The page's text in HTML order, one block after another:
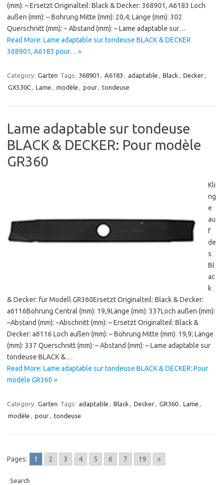
(mm): – Ersetzt Originalteil: Black & Decker: 368901, A6183 Loch
außen (mm): – Bohrung Mitte (mm): 20,4; Länge (mm): 302
Querschnitt (mm): – Abstand (mm): – Lame adaptable sur…
Read More: Lame adaptable sur tondeuse BLACK & DECKER
368901, A6183 pour… »
Category: Garten Tags: 368901 , A6183 , adaptable , Black , Decker,
GX530C, Lame , modèle , pour, tondeuse
Lame adaptable sur tondeuse
BLACK & DECKER: Pour modèle
GR360
Kli
ng
e
au
f
de
s
Bl
ac
k
& Decker: für Modell GR360Ersetzt Originalteil: Black & Decker:
a6116Bohrung Central (mm): 19,9Länge (mm): 337Loch außen (mm):
–Abstand (mm): –Abschnitt (mm): – Ersetzt Originalteil: Black &
Decker: a6116 Loch außen (mm): – Bohrung Mitte (mm): 19,9; Länge
(mm): 337 Querschnitt (mm): – Abstand (mm): – Lame adaptable sur
tondeuse BLACK &…
Read More: Lame adaptable sur tondeuse BLACK & DECKER: Pour
modèle GR360 »
Category: Garten Tags: adaptable , Black , Decker, GR360, Lame ,
modèle , pour, tondeuse
Pages: 1 2 3 4 5 6 7 19 »
Search